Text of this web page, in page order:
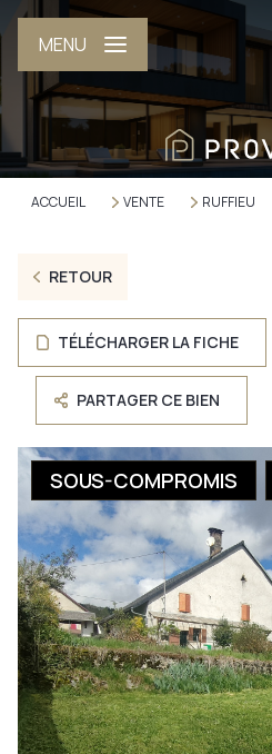
MENU
ACCUEIL VENTE RUFFIEU
RETOUR
TÉLÉCHARGER LA FICHE
PARTAGER CE BIEN
SOUS-COMPROMIS